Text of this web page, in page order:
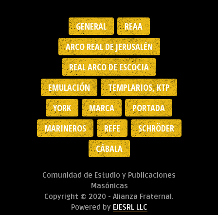
GENERAL
REAA
ARCO REAL DE JERUSALÉN
REAL ARCO DE ESCOCIA
EMULACIÓN
TEMPLARIOS, KTP
YORK
MARCA
PORTADA
MARINEROS
REFE
SCHRÖDER
CÁBALA
Comunidad de Estudio y Publicaciones
Masónicas
Copyright © 2020 - Alianza Fraternal.
Powered by EJESRL LLC